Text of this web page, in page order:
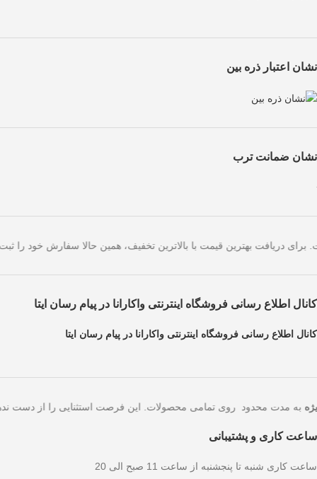
نشان اعتبار ذره بین
نشان ضمانت ترب
امروز است. برای دریافت بهترین قیمت با بالاترین تخفیف، همین
کانال اطلاع رسانی فروشگاه اینترنتی واکارانا در پیام رسان ایتا
کانال اطلاع رسانی فروشگاه اینترنتی واکارانا در پیام رسان ایتا
به مدت محدود روی تمامی محصولات. این فرصت استثنایی
ساعت کاری و پشتیبانی
ساعت کاری شنبه تا پنجشنبه از ساعت 11 صبح الی 20